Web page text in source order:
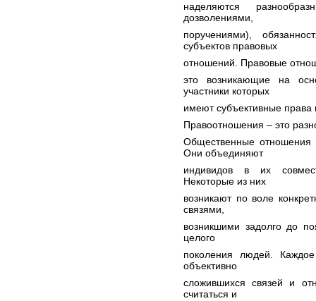
наделяются
дозволениями,
поручениями),
субъектов правовых
отношений. Правовые
это возникающие на
участники которых
имеют субъективные права
Правоотношения – это
Общественные
Они объединяют
индивидов в их
Некоторые из них
возникают по воле
связями,
возникшими задолго до
целого
поколения людей.
объективно
сложившихся связей и
считаться и